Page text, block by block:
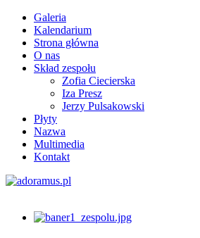
Galeria
Kalendarium
Strona główna
O nas
Skład zespołu
Zofia Ciecierska
Iza Presz
Jerzy Pulsakowski
Płyty
Nazwa
Multimedia
Kontakt